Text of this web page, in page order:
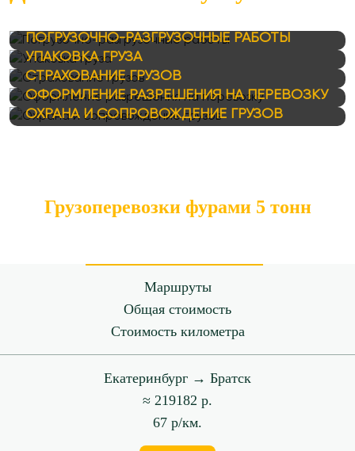
ПОГРУЗОЧНО-РАЗГРУЗОЧНЫЕ РАБОТЫ
УПАКОВКА ГРУЗА
СТРАХОВАНИЕ ГРУЗОВ
ОФОРМЛЕНИЕ РАЗРЕШЕНИЯ НА ПЕРЕВОЗКУ
ОХРАНА И СОПРОВОЖДЕНИЕ ГРУЗОВ
Грузоперевозки фурами 5 тонн
Маршруты
Общая стоимость
Стоимость километра
Екатеринбург → Братск
≈ 219182 р.
67 р/км.